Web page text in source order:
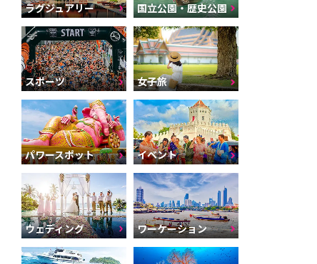
ラグジュアリー 国立公園・歴史公園
スポーツ 女子旅
パワースポット イベント
ウェディング ワーケーション